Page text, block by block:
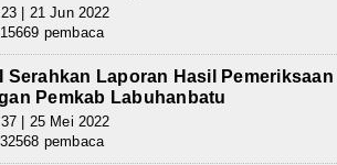
| 21 Jun 2022
pembaca
Serahkan Laporan Hasil Pemeriksaan
Pemkab Labuhanbatu
| 25 Mei 2022
pembaca